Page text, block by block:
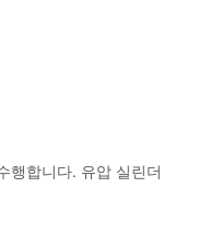
행합니다. 유압 실린더